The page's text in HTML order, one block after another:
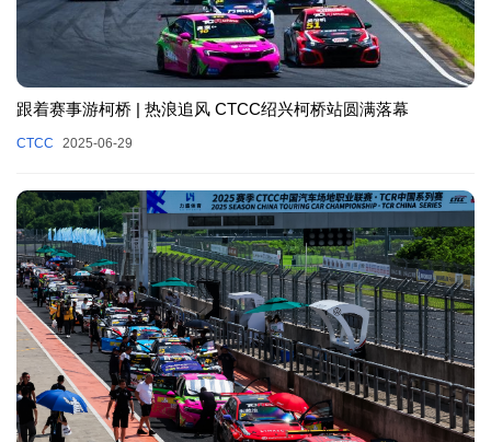
跟着赛事游柯桥 | 热浪追风 CTCC绍兴柯桥站圆满落幕
CTCC 2025-06-29